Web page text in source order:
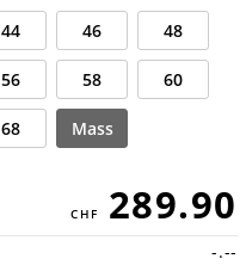
44 46 48
56 58 60
68 Mass
289.90
-.--